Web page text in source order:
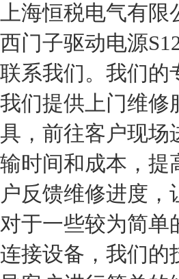
上海恒税电气有限
西门子驱动电源
联系我们。我们的
我们提供上门维修
具，前往客户现场
输时间和成本，提
户反馈维修进度
对于一些较为简单
连接设备，我们的